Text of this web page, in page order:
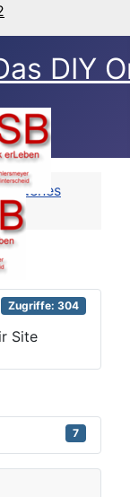
DIY
Zugriffe: 304
Site
7